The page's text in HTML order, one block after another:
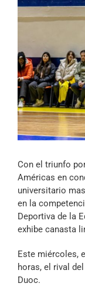
imagen
más
Con el triunfo
Américas en
universitario
en la
Deportiva de la
exhibe canasta
Este miércoles,
horas, el rival
Duoc.